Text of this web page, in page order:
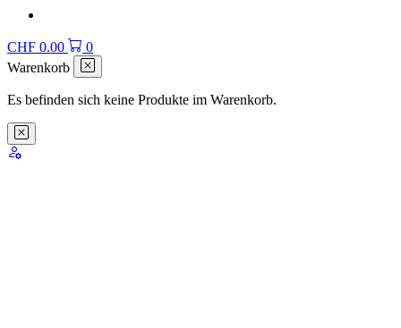
CHF 0.00
0
Warenkorb
Es befinden sich keine Produkte im Warenkorb.